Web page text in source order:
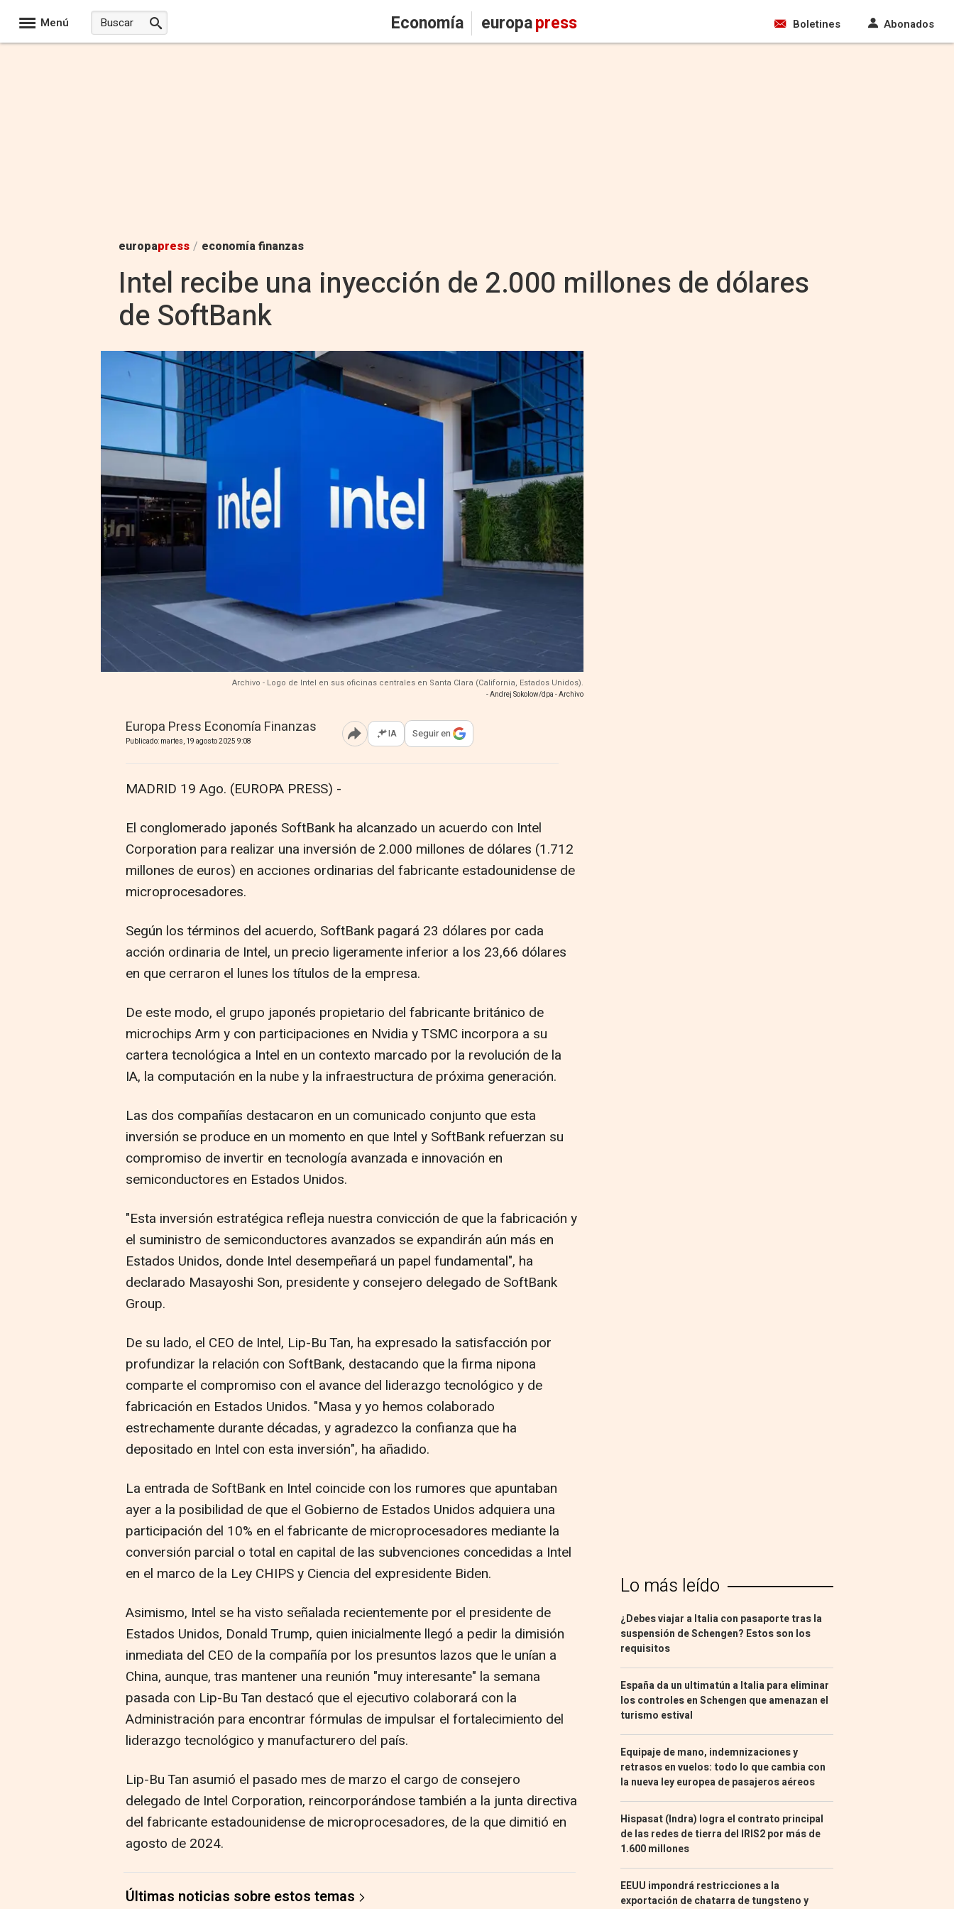
Menú Economía europapress Boletines Abonados
europapress / economía finanzas
Intel recibe una inyección de 2.000 millones de dólares
de SoftBank
Archivo - Logo de Intel en sus oficinas centrales en Santa Clara (California, Estados Unidos).
- Andrej Sokolow/dpa - Archivo
Europa Press Economía Finanzas
Publicado: martes, 19 agosto 2025 9:08 Abrir opciones para compartir
IA Seguir en
MADRID 19 Ago. (EUROPA PRESS) -
El conglomerado japonés SoftBank ha alcanzado un acuerdo con Intel
Corporation para realizar una inversión de 2.000 millones de dólares (1.712
millones de euros) en acciones ordinarias del fabricante estadounidense de
microprocesadores.
Según los términos del acuerdo, SoftBank pagará 23 dólares por cada
acción ordinaria de Intel, un precio ligeramente inferior a los 23,66 dólares
en que cerraron el lunes los títulos de la empresa.
De este modo, el grupo japonés propietario del fabricante británico de
microchips Arm y con participaciones en Nvidia y TSMC incorpora a su
cartera tecnológica a Intel en un contexto marcado por la revolución de la
IA, la computación en la nube y la infraestructura de próxima generación.
Las dos compañías destacaron en un comunicado conjunto que esta
inversión se produce en un momento en que Intel y SoftBank refuerzan su
compromiso de invertir en tecnología avanzada e innovación en
semiconductores en Estados Unidos.
"Esta inversión estratégica refleja nuestra convicción de que la fabricación y
el suministro de semiconductores avanzados se expandirán aún más en
Estados Unidos, donde Intel desempeñará un papel fundamental", ha
declarado Masayoshi Son, presidente y consejero delegado de SoftBank
Group.
De su lado, el CEO de Intel, Lip-Bu Tan, ha expresado la satisfacción por
profundizar la relación con SoftBank, destacando que la firma nipona
comparte el compromiso con el avance del liderazgo tecnológico y de
fabricación en Estados Unidos. "Masa y yo hemos colaborado
estrechamente durante décadas, y agradezco la confianza que ha
depositado en Intel con esta inversión", ha añadido.
La entrada de SoftBank en Intel coincide con los rumores que apuntaban
ayer a la posibilidad de que el Gobierno de Estados Unidos adquiera una
participación del 10% en el fabricante de microprocesadores mediante la
conversión parcial o total en capital de las subvenciones concedidas a Intel
en el marco de la Ley CHIPS y Ciencia del expresidente Biden.
Asimismo, Intel se ha visto señalada recientemente por el presidente de
Estados Unidos, Donald Trump, quien inicialmente llegó a pedir la dimisión
inmediata del CEO de la compañía por los presuntos lazos que le unían a
China, aunque, tras mantener una reunión "muy interesante" la semana
pasada con Lip-Bu Tan destacó que el ejecutivo colaborará con la
Administración para encontrar fórmulas de impulsar el fortalecimiento del
liderazgo tecnológico y manufacturero del país.
Lip-Bu Tan asumió el pasado mes de marzo el cargo de consejero
delegado de Intel Corporation, reincorporándose también a la junta directiva
del fabricante estadounidense de microprocesadores, de la que dimitió en
agosto de 2024.
Últimas noticias sobre estos temas
Lo más leído
¿Debes viajar a Italia con pasaporte tras la
suspensión de Schengen? Estos son los
requisitos
España da un ultimatún a Italia para eliminar
los controles en Schengen que amenazan el
turismo estival
Equipaje de mano, indemnizaciones y
retrasos en vuelos: todo lo que cambia con
la nueva ley europea de pasajeros aéreos
Hispasat (Indra) logra el contrato principal
de las redes de tierra del IRIS2 por más de
1.600 millones
EEUU impondrá restricciones a la
exportación de chatarra de tungsteno y